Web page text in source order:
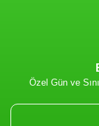
Özel Gün ve